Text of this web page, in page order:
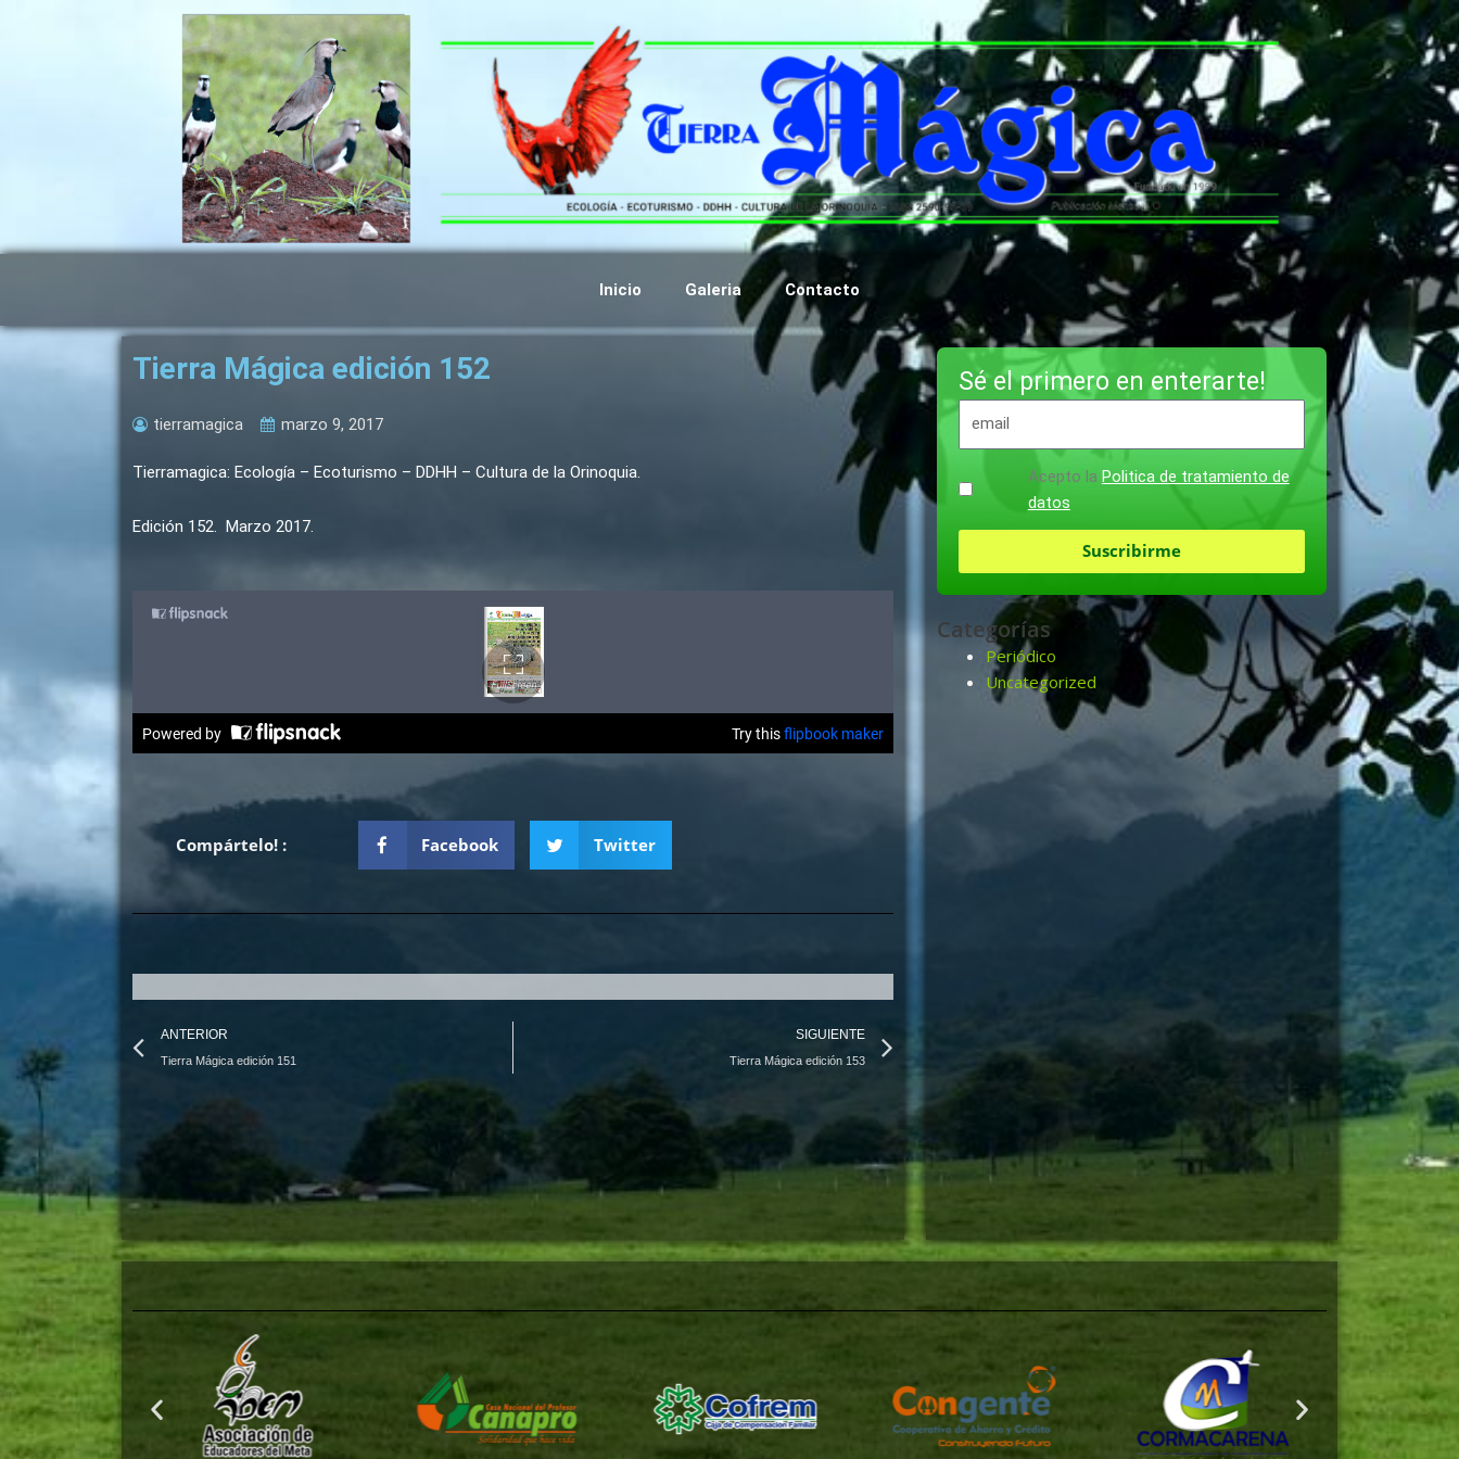
Inicio Galeria Contacto
Tierra Mágica edición 152
tierramagica marzo 9, 2017
Tierramagica: Ecología – Ecoturismo – DDHH – Cultura de la Orinoquia.
Edición 152. Marzo 2017.
Compártelo! : Facebook Twitter
Prev
ANTERIOR
Tierra Mágica edición 151
SIGUIENTE
Tierra Mágica edición 153
Next
Sé el primero en enterarte!
Acepto la Politica de tratamiento de
datos
Suscribirme
Categorías
Periódico
Uncategorized